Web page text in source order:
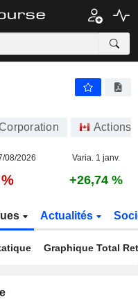
Actions
08/2026 Varia. 1 janv.
+26,74 %
Actualités
Graphique Total